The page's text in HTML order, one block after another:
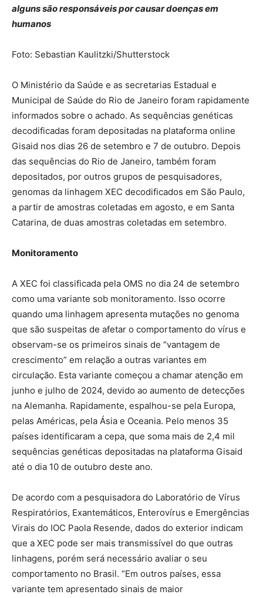
alguns são responsáveis por causar doenças em
humanos
Foto: Sebastian Kaulitzki/Shutterstock
O Ministério da Saúde e as secretarias Estadual e
Municipal de Saúde do Rio de Janeiro foram rapidamente
informados sobre o achado. As sequências genéticas
decodificadas foram depositadas na plataforma online
Gisaid nos dias 26 de setembro e 7 de outubro. Depois
das sequências do Rio de Janeiro, também foram
depositados, por outros grupos de pesquisadores,
genomas da linhagem XEC decodificados em São Paulo,
a partir de amostras coletadas em agosto, e em Santa
Catarina, de duas amostras coletadas em setembro.
Monitoramento
A XEC foi classificada pela OMS no dia 24 de setembro
como uma variante sob monitoramento. Isso ocorre
quando uma linhagem apresenta mutações no genoma
que são suspeitas de afetar o comportamento do vírus e
observam-se os primeiros sinais de “vantagem de
crescimento” em relação a outras variantes em
circulação. Esta variante começou a chamar atenção em
junho e julho de 2024, devido ao aumento de detecções
na Alemanha. Rapidamente, espalhou-se pela Europa,
pelas Américas, pela Ásia e Oceania. Pelo menos 35
países identificaram a cepa, que soma mais de 2,4 mil
sequências genéticas depositadas na plataforma Gisaid
até o dia 10 de outubro deste ano.
De acordo com a pesquisadora do Laboratório de Vírus
Respiratórios, Exantemáticos, Enterovírus e Emergências
Virais do IOC Paola Resende, dados do exterior indicam
que a XEC pode ser mais transmissível do que outras
linhagens, porém será necessário avaliar o seu
comportamento no Brasil. “Em outros países, essa
variante tem apresentado sinais de maior